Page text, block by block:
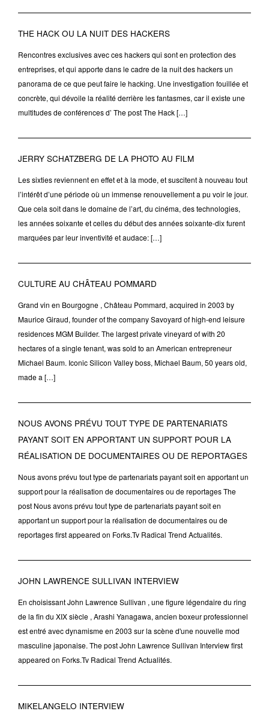
THE HACK OU LA NUIT DES HACKERS
Rencontres exclusives avec ces hackers qui sont en protection des
entreprises, et qui apporte dans le cadre de la nuit des hackers un
panorama de ce que peut faire le hacking. Une investigation fouillée et
concrète, qui dévoile la réalité derrière les fantasmes, car il existe une
multitudes de conférences d’ The post The Hack […]
JERRY SCHATZBERG DE LA PHOTO AU FILM
Les sixties reviennent en effet et à la mode, et suscitent à nouveau tout
l’intérêt d’une période où un immense renouvellement a pu voir le jour.
Que cela soit dans le domaine de l’art, du cinéma, des technologies,
les années soixante et celles du début des années soixante-dix furent
marquées par leur inventivité et audace: […]
CULTURE AU CHÂTEAU POMMARD
Grand vin en Bourgogne , Château Pommard, acquired in 2003 by
Maurice Giraud, founder of the company Savoyard of high-end leisure
residences MGM Builder. The largest private vineyard of with 20
hectares of a single tenant, was sold to an American entrepreneur
Michael Baum. Iconic Silicon Valley boss, Michael Baum, 50 years old,
made a […]
NOUS AVONS PRÉVU TOUT TYPE DE PARTENARIATS
PAYANT SOIT EN APPORTANT UN SUPPORT POUR LA
RÉALISATION DE DOCUMENTAIRES OU DE REPORTAGES
Nous avons prévu tout type de partenariats payant soit en apportant un
support pour la réalisation de documentaires ou de reportages The
post Nous avons prévu tout type de partenariats payant soit en
apportant un support pour la réalisation de documentaires ou de
reportages first appeared on Forks.Tv Radical Trend Actualités.
JOHN LAWRENCE SULLIVAN INTERVIEW
En choisissant John Lawrence Sullivan , une figure légendaire du ring
de la fin du XIX siècle , Arashi Yanagawa, ancien boxeur professionnel
est entré avec dynamisme en 2003 sur la scène d'une nouvelle mod
masculine japonaise. The post John Lawrence Sullivan Interview first
appeared on Forks.Tv Radical Trend Actualités.
MIKELANGELO INTERVIEW